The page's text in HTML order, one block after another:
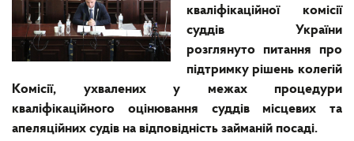
кваліфікаційної комісії
суддів України
розглянуто питання про
підтримку рішень колегій
Комісії, ухвалених у межах процедури
кваліфікаційного оцінювання суддів місцевих та
апеляційних судів на відповідність займаній посаді.